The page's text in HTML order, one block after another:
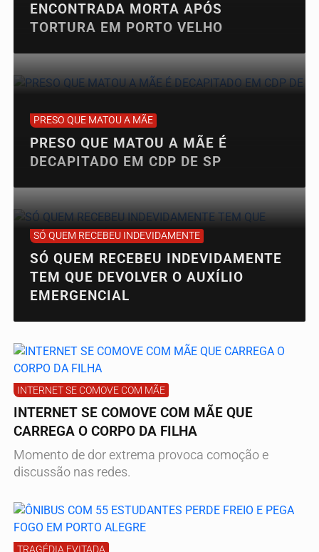
ENCONTRADA MORTA APÓS
TORTURA EM PORTO VELHO
PRESO QUE MATOU A MÃE
PRESO QUE MATOU A MÃE É
DECAPITADO EM CDP DE SP
SÓ QUEM RECEBEU INDEVIDAMENTE
SÓ QUEM RECEBEU INDEVIDAMENTE
TEM QUE DEVOLVER O AUXÍLIO
EMERGENCIAL
INTERNET SE COMOVE COM MÃE
INTERNET SE COMOVE COM MÃE QUE
CARREGA O CORPO DA FILHA
Momento de dor extrema provoca comoção e
discussão nas redes.